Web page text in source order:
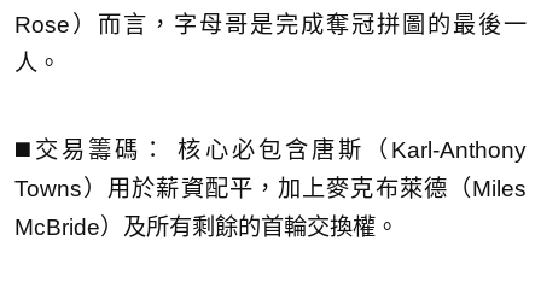
Rose）而言，字母哥是完成奪冠拼圖的最後一
人。
◼️交易籌碼： 核心必包含唐斯（Karl-Anthony
Towns）用於薪資配平，加上麥克布萊德（Miles
McBride）及所有剩餘的首輪交換權。